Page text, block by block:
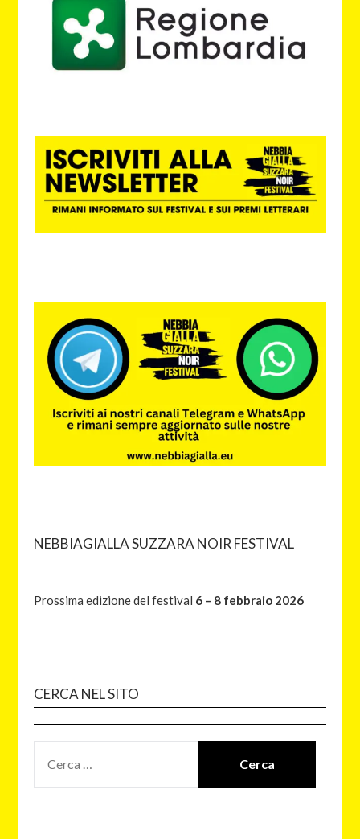
NEBBIAGIALLA SUZZARA NOIR FESTIVAL
Prossima edizione del festival 6 – 8 febbraio 2026
CERCA NEL SITO